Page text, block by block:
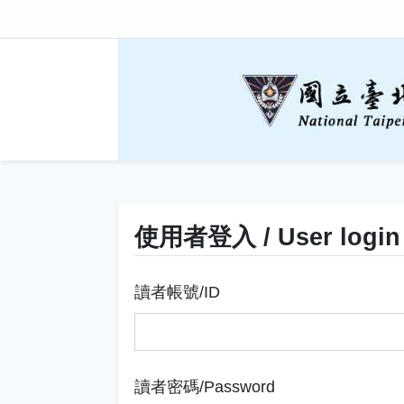
使用者登入 / User login
讀者帳號/ID
讀者密碼/Password